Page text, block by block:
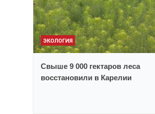
ЭКОЛОГИЯ
Свыше 9 000 гектаров леса
восстановили в Карелии